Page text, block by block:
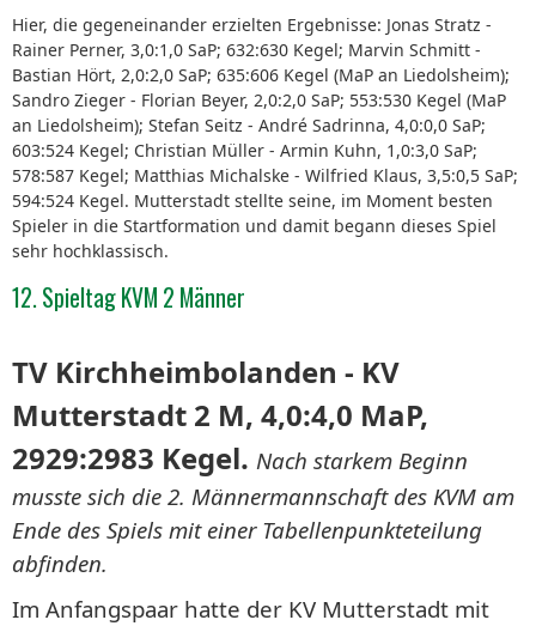
Hier, die gegeneinander erzielten Ergebnisse: Jonas Stratz -
Rainer Perner, 3,0:1,0 SaP; 632:630 Kegel; Marvin Schmitt -
Bastian Hört, 2,0:2,0 SaP; 635:606 Kegel (MaP an Liedolsheim);
Sandro Zieger - Florian Beyer, 2,0:2,0 SaP; 553:530 Kegel (MaP
an Liedolsheim); Stefan Seitz - André Sadrinna, 4,0:0,0 SaP;
603:524 Kegel; Christian Müller - Armin Kuhn, 1,0:3,0 SaP;
578:587 Kegel; Matthias Michalske - Wilfried Klaus, 3,5:0,5 SaP;
594:524 Kegel. Mutterstadt stellte seine, im Moment besten
Spieler in die Startformation und damit begann dieses Spiel
sehr hochklassisch.
12. Spieltag KVM 2 Männer
TV Kirchheimbolanden - KV
Mutterstadt 2 M, 4,0:4,0 MaP,
2929:2983 Kegel. Nach starkem Beginn
musste sich die 2. Männermannschaft des KVM am
Ende des Spiels mit einer Tabellenpunkteteilung
abfinden.
Im Anfangspaar hatte der KV Mutterstadt mit